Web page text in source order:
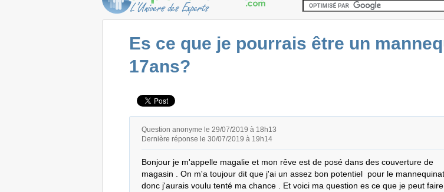
Es ce que je pourrais être un
17ans?
Question anonyme le 29/07/2019 à 18h13
Dernière réponse le 30/07/2019 à 19h14
Bonjour je m'appelle magalie et mon rêve est de posé dans des couverture de
magasin . On m'a toujour dit que j'ai un assez bon potentiel  pour le mannequinat
donc j'aurais voulu tenté ma chance . Et voici ma question es ce que je peut faire